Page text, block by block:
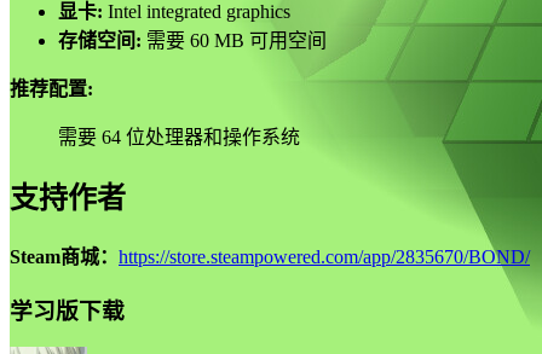
显卡: Intel integrated graphics
存储空间: 需要 60 MB 可用空间
推荐配置:
需要 64 位处理器和操作系统
支持作者
Steam商城： https://store.steampowered.com/app/2835670/BOND/
学习版下载